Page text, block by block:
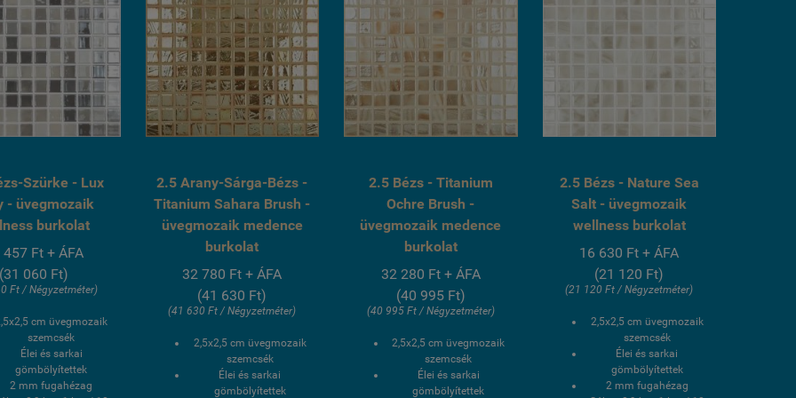
Szürke - Lux
- üvegmozaik
burkolat
457 Ft + ÁFA
(31 060 Ft)
Ft / Négyzetméter)
cm üvegmozaik
szemcsék
Élei és sarkai
gömbölyítettek
2 mm fugahézag
2.5 Arany-Sárga-Bézs -
Titanium Sahara Brush -
üvegmozaik medence
burkolat
32 780 Ft + ÁFA
(41 630 Ft)
(41 630 Ft / Négyzetméter)
2,5x2,5 cm üvegmozaik
szemcsék
Élei és sarkai
gömbölyítettek
2.5 Bézs - Titanium
Ochre Brush -
üvegmozaik medence
burkolat
32 280 Ft + ÁFA
(40 995 Ft)
(40 995 Ft / Négyzetméter)
2,5x2,5 cm üvegmozaik
szemcsék
Élei és sarkai
gömbölyítettek
2.5 Bézs - Nature Sea
Salt - üvegmozaik
wellness burkolat
16 630 Ft + ÁFA
(21 120 Ft)
(21 120 Ft / Négyzetméter)
2,5x2,5 cm üvegmozaik
szemcsék
Élei és sarkai
gömbölyítettek
2 mm fugahézag